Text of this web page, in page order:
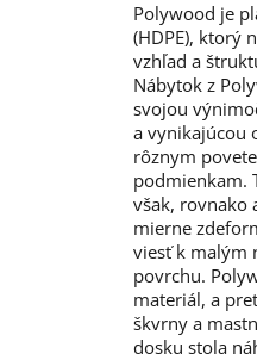
Polywood je
(HDPE), ktorý
vzhľad a
Nábytok z
svojou
a vynikajúcou
rôznym
podmienkam.
však, rovnako
mierne
viesť k malým
povrchu.
materiál, a
škvrny a
dosku stola